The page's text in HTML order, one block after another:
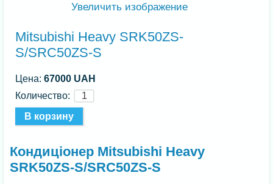
Увеличить изображение
Mitsubishi Heavy SRK50ZS-
S/SRC50ZS-S
Цена:67000 UAH
Количество:
Кондиціонер Mitsubishi Heavy
SRK50ZS-S/SRC50ZS-S